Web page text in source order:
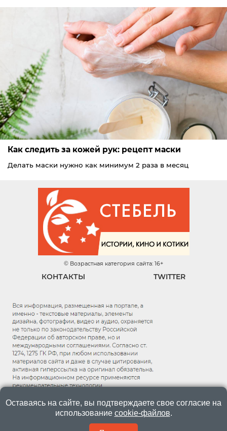
Как следить за кожей рук: рецепт маски
Делать маски нужно как минимум 2 раза в месяц
© Возрастная категория сайта: 16+
КОНТАКТЫ TWITTER
Оставаясь на сайте, вы подтверждаете свое согласие на
использование cookie-файлов.